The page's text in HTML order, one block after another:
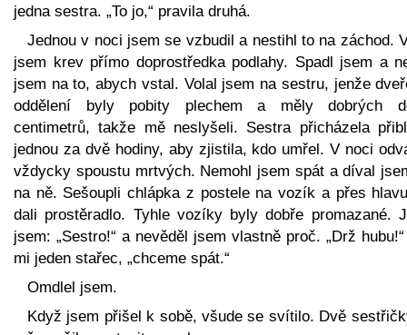
jedna sestra. „To jo,“ pravila druhá.
Jednou v noci jsem se vzbudil a nestihl to na záchod.
jsem krev přímo doprostředka podlahy. Spadl jsem a
jsem na to, abych vstal. Volal jsem na sestru, jenže
oddělení byly pobity plechem a měly dobrých
centimetrů, takže mě neslyšeli. Sestra přicházela
jednou za dvě hodiny, aby zjistila, kdo umřel. V noci
vždycky spoustu mrtvých. Nemohl jsem spát a díval
na ně. Sešoupli chlápka z postele na vozík a přes
dali prostěradlo. Tyhle vozíky byly dobře promazané.
jsem: „Sestro!“ a nevěděl jsem vlastně proč. „Drž
mi jeden stařec, „chceme spát.“
Omdlel jsem.
Když jsem přišel k sobě, všude se svítilo. Dvě